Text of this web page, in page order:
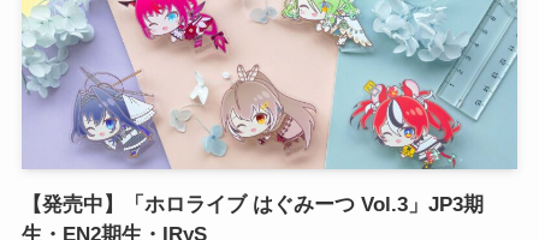
【発売中】「ホロライブ はぐみーつ Vol.3」JP3期
生・EN2期生・IRyS